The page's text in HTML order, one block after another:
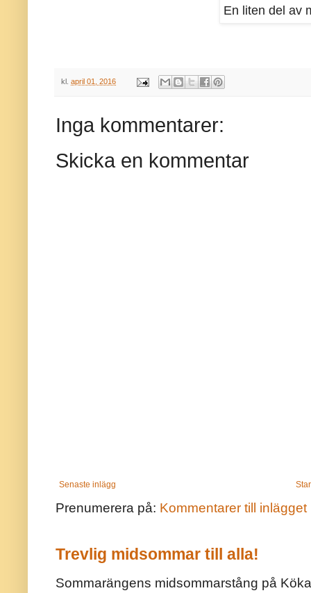
En liten del av
kl. april 01, 2016
Inga kommentarer:
Skicka en kommentar
Senaste inlägg
Prenumerera på: Kommentarer till inlägget
Trevlig midsommar till alla!
Sommarängens midsommarstång på